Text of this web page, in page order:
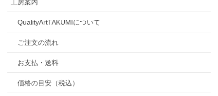
工房案内
QualityArtTAKUMIについて
ご注文の流れ
お支払・送料
価格の目安（税込）